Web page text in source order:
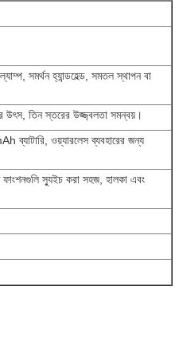
সমর্থন হ্যান্ডহেল্ড, সমতল স্থাপন বা
তিন স্তরের উজ্জ্বলতা সমন্বয়।
ব্যাটারি, ওয়্যারলেস ব্যবহারের জন্য
ফাংশনগুলি স্যুইচ করা সহজ, হালকা এবং